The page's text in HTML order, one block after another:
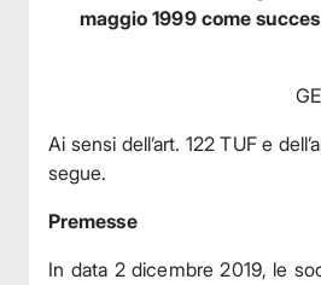
maggio 1999 come
Ai sensi dell’art. 122 TUF e
segue.
Premesse
In data 2 dicembre 2019, le